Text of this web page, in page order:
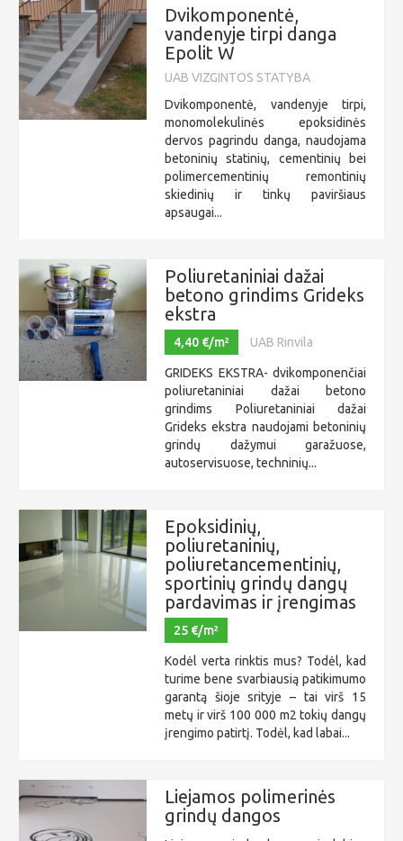
Dvikomponentė,
vandenyje tirpi danga
Epolit W
UAB VIZGINTOS STATYBA
Dvikomponentė, vandenyje tirpi,
monomolekulinės epoksidinės
dervos pagrindu danga, naudojama
betoninių statinių, cementinių bei
polimercementinių remontinių
skiedinių ir tinkų paviršiaus
apsaugai...
Poliuretaniniai dažai
betono grindims Grideks
ekstra
4,40 €/m² UAB Rinvila
GRIDEKS EKSTRA- dvikomponenčiai
poliuretaniniai dažai betono
grindims Poliuretaniniai dažai
Grideks ekstra naudojami betoninių
grindų dažymui garažuose,
autoservisuose, techninių...
Epoksidinių,
poliuretaninių,
poliuretancementinių,
sportinių grindų dangų
pardavimas ir įrengimas
25 €/m²
Kodėl verta rinktis mus? Todėl, kad
turime bene svarbiausią patikimumo
garantą šioje srityje – tai virš 15
metų ir virš 100 000 m2 tokių dangų
įrengimo patirtį. Todėl, kad labai...
Liejamos polimerinės
grindų dangos